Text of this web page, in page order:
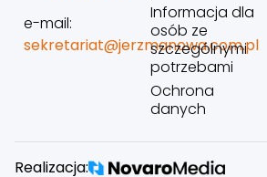
e-mail:
sekretariat@jerzmanowa.com.pl
Informacja dla
osób ze
szczególnymi
potrzebami
Ochrona
danych
Realizacja: